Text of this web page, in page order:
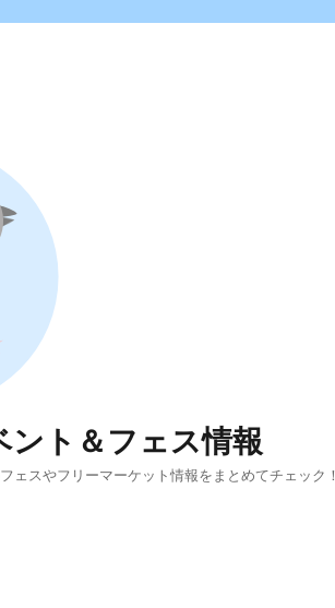
ント＆フェス情報
ェスやフリーマーケット情報をまとめてチェック！